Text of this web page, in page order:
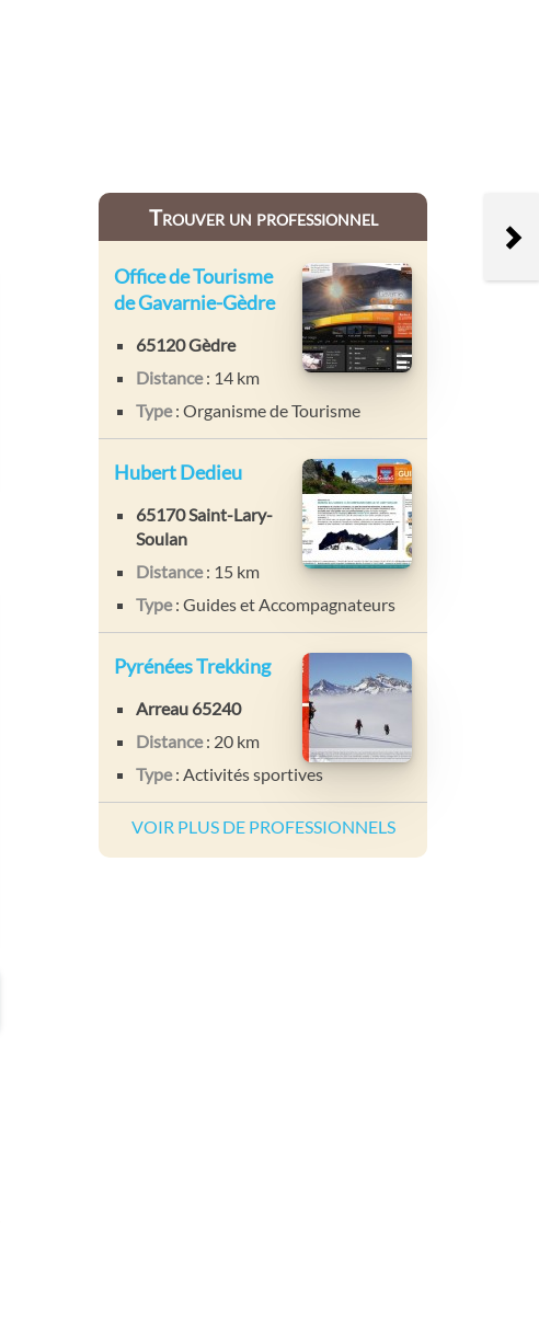
Trouver un professionnel
Office de Tourisme
de Gavarnie-Gèdre
65120 Gèdre
Distance: 14 km
Type: Organisme de Tourisme
Hubert Dedieu
65170 Saint-Lary-
Soulan
Distance: 15 km
Type: Guides et Accompagnateurs
Pyrénées Trekking
Arreau 65240
Distance: 20 km
Type: Activités sportives
VOIR PLUS DE PROFESSIONNELS